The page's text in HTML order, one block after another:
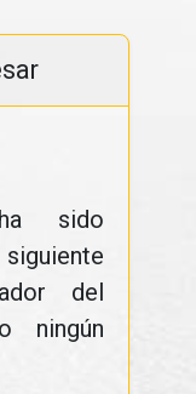
sido
del
ningún